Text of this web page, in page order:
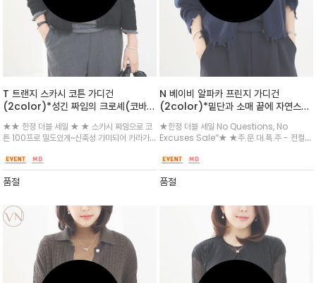
T 트랜지 스카시 코튼 가디건
(2color)*성긴 짜임의 크로셰(코바
주며 캐주얼한 무드
★★ 한정 더블 세일 ★ ★ 스카시 짜임으로 코
튼 100프로 밀도있게~신축성 가미되어 카라가
수 있습니다. 넉넉한 루즈핏으로 편안하게 착용
품절
N 베이비 알파카 프린지 가디건
(2color)*밑단과 소매 끝에 자연스러
도 트렌디한 무드를 연출했습니다.
★한정 더블 세일 No Questions, No
Excuses Sale”★ ★주.문.대.폭.주 - 전컬러
어 원단 부드럽고 따뜻하며 네이비와 화사한 옐
로우 두 가지 컬러로 준비되어 캐주얼하고 감각
적인 데일리룩 /
품절